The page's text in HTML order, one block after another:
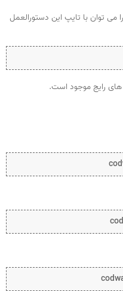
توان با تایپ این دستورالعمل
های رایج موجود است.